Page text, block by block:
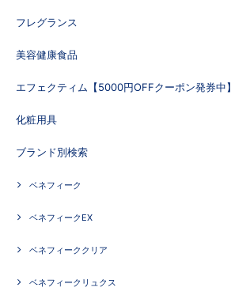
フレグランス
美容健康食品
エフェクティム【5000円OFFクーポン発券中】
化粧用具
ブランド別検索
ベネフィーク
ベネフィークEX
ベネフィーククリア
ベネフィークリュクス